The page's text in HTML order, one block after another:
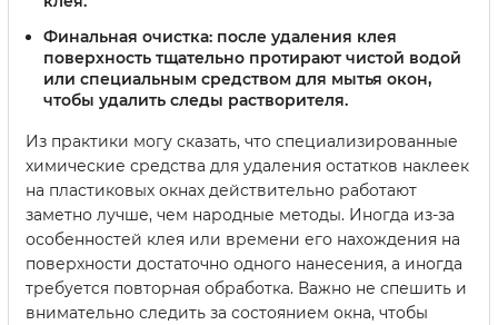
Финальная очистка: после удаления клея
поверхность тщательно протирают чистой водой
или специальным средством для мытья окон,
чтобы удалить следы растворителя.
Из практики могу сказать, что специализированные
химические средства для удаления остатков наклеек
на пластиковых окнах действительно работают
заметно лучше, чем народные методы. Иногда из-за
особенностей клея или времени его нахождения на
поверхности достаточно одного нанесения, а иногда
требуется повторная обработка. Важно не спешить и
внимательно следить за состоянием окна, чтобы